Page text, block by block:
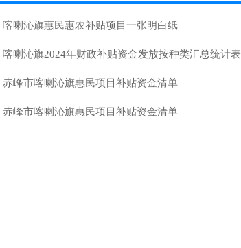
喀喇沁旗惠民惠农补贴项目一张明白纸
喀喇沁旗2024年财政补贴资金发放按种类汇总统计表
赤峰市喀喇沁旗惠民项目补贴资金清单
赤峰市喀喇沁旗惠民项目补贴资金清单